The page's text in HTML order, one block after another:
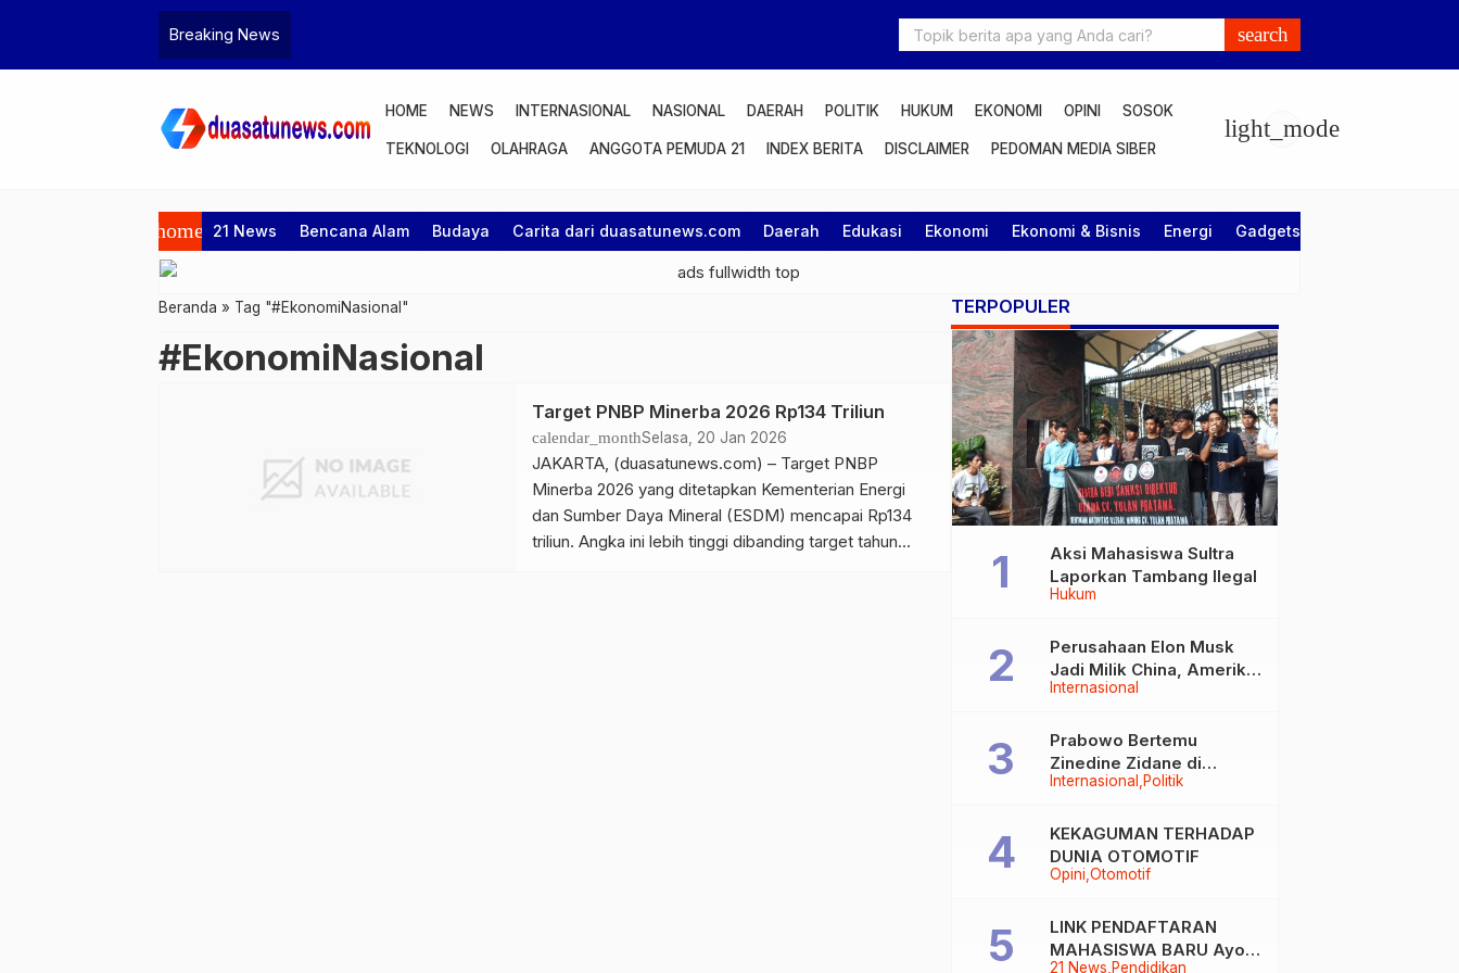
Breaking News search
HOME NEWS INTERNASIONAL NASIONAL DAERAH POLITIK HUKUM EKONOMI OPINI SOSOK
TEKNOLOGI OLAHRAGA ANGGOTA PEMUDA 21 INDEX BERITA DISCLAIMER PEDOMAN MEDIA SIBER
light_mode
home 21 News Bencana Alam Budaya Carita dari duasatunews.com Daerah Edukasi Ekonomi Ekonomi & Bisnis Energi Gadgets
Beranda » Tag "#EkonomiNasional"
#EkonomiNasional
Target PNBP Minerba 2026 Rp134 Triliun
calendar_monthSelasa, 20 Jan 2026
JAKARTA, (duasatunews.com) – Target PNBP
Minerba 2026 yang ditetapkan Kementerian Energi
dan Sumber Daya Mineral (ESDM) mencapai Rp134
triliun. Angka ini lebih tinggi dibanding target tahun
TERPOPULER
Hukum
Aksi Mahasiswa Sultra
Laporkan Tambang Ilegal
Internasional
Perusahaan Elon Musk
Jadi Milik China, Amerika
Ketar-ketir
Internasional Politik
Prabowo Bertemu
Zinedine Zidane di
Davos, Momen Hangat di
Opini Otomotif
KEKAGUMAN TERHADAP
DUNIA OTOMOTIF
21 News Pendidikan
LINK PENDAFTARAN
MAHASISWA BARU Ayoo